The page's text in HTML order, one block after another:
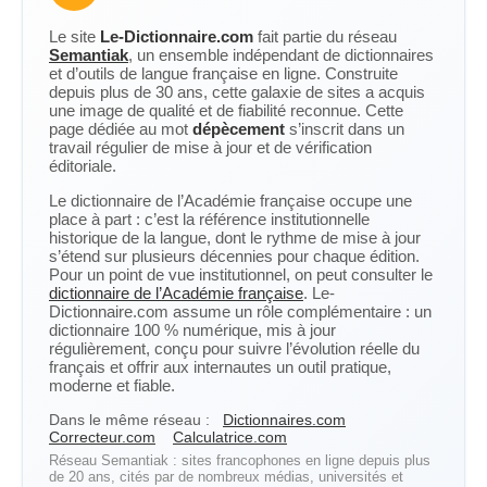
Le site Le-Dictionnaire.com fait partie du réseau
Semantiak, un ensemble indépendant de dictionnaires
et d’outils de langue française en ligne. Construite
depuis plus de 30 ans, cette galaxie de sites a acquis
une image de qualité et de fiabilité reconnue. Cette
page dédiée au mot dépècement s’inscrit dans un
travail régulier de mise à jour et de vérification
éditoriale.
Le dictionnaire de l’Académie française occupe une
place à part : c’est la référence institutionnelle
historique de la langue, dont le rythme de mise à jour
s’étend sur plusieurs décennies pour chaque édition.
Pour un point de vue institutionnel, on peut consulter le
dictionnaire de l’Académie française. Le-
Dictionnaire.com assume un rôle complémentaire : un
dictionnaire 100 % numérique, mis à jour
régulièrement, conçu pour suivre l’évolution réelle du
français et offrir aux internautes un outil pratique,
moderne et fiable.
Dans le même réseau :
Dictionnaires.com
Correcteur.com
Calculatrice.com
Réseau Semantiak : sites francophones en ligne depuis plus
de 20 ans, cités par de nombreux médias, universités et